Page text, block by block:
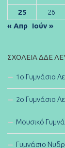
25
26
« Απρ Ιούν »
ΣΧΟΛΕΊΑ ΔΔΕ
1ο Γυμνάσιο
2ο Γυμνάσιο
Μουσικό
Γυμνάσιο